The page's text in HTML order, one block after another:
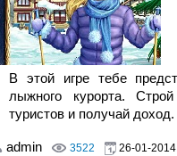
В этой игре тебе
лыжного курорта.
туристов и получай доход.
admin 3522 26-01-